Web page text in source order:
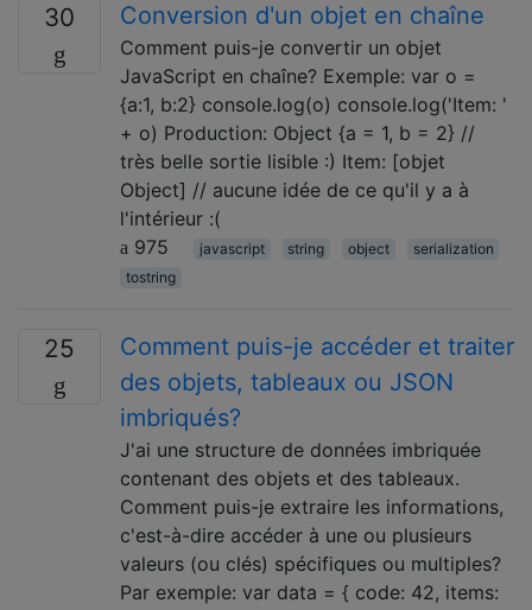
30 Conversion d'un objet en chaîne
Comment puis-je convertir un objet
JavaScript en chaîne? Exemple: var o =
{a:1, b:2} console.log(o) console.log('Item: '
+ o) Production: Object {a = 1, b = 2} //
très belle sortie lisible :) Item: [objet
Object] // aucune idée de ce qu'il y a à
l'intérieur :(
975
javascript string object
serialization
tostring
25
Comment puis-je accéder et traiter
des objets, tableaux ou JSON
imbriqués?
J'ai une structure de données imbriquée
contenant des objets et des tableaux.
Comment puis-je extraire les informations,
c'est-à-dire accéder à une ou plusieurs
valeurs (ou clés) spécifiques ou multiples?
Par exemple: var data = { code: 42, items: